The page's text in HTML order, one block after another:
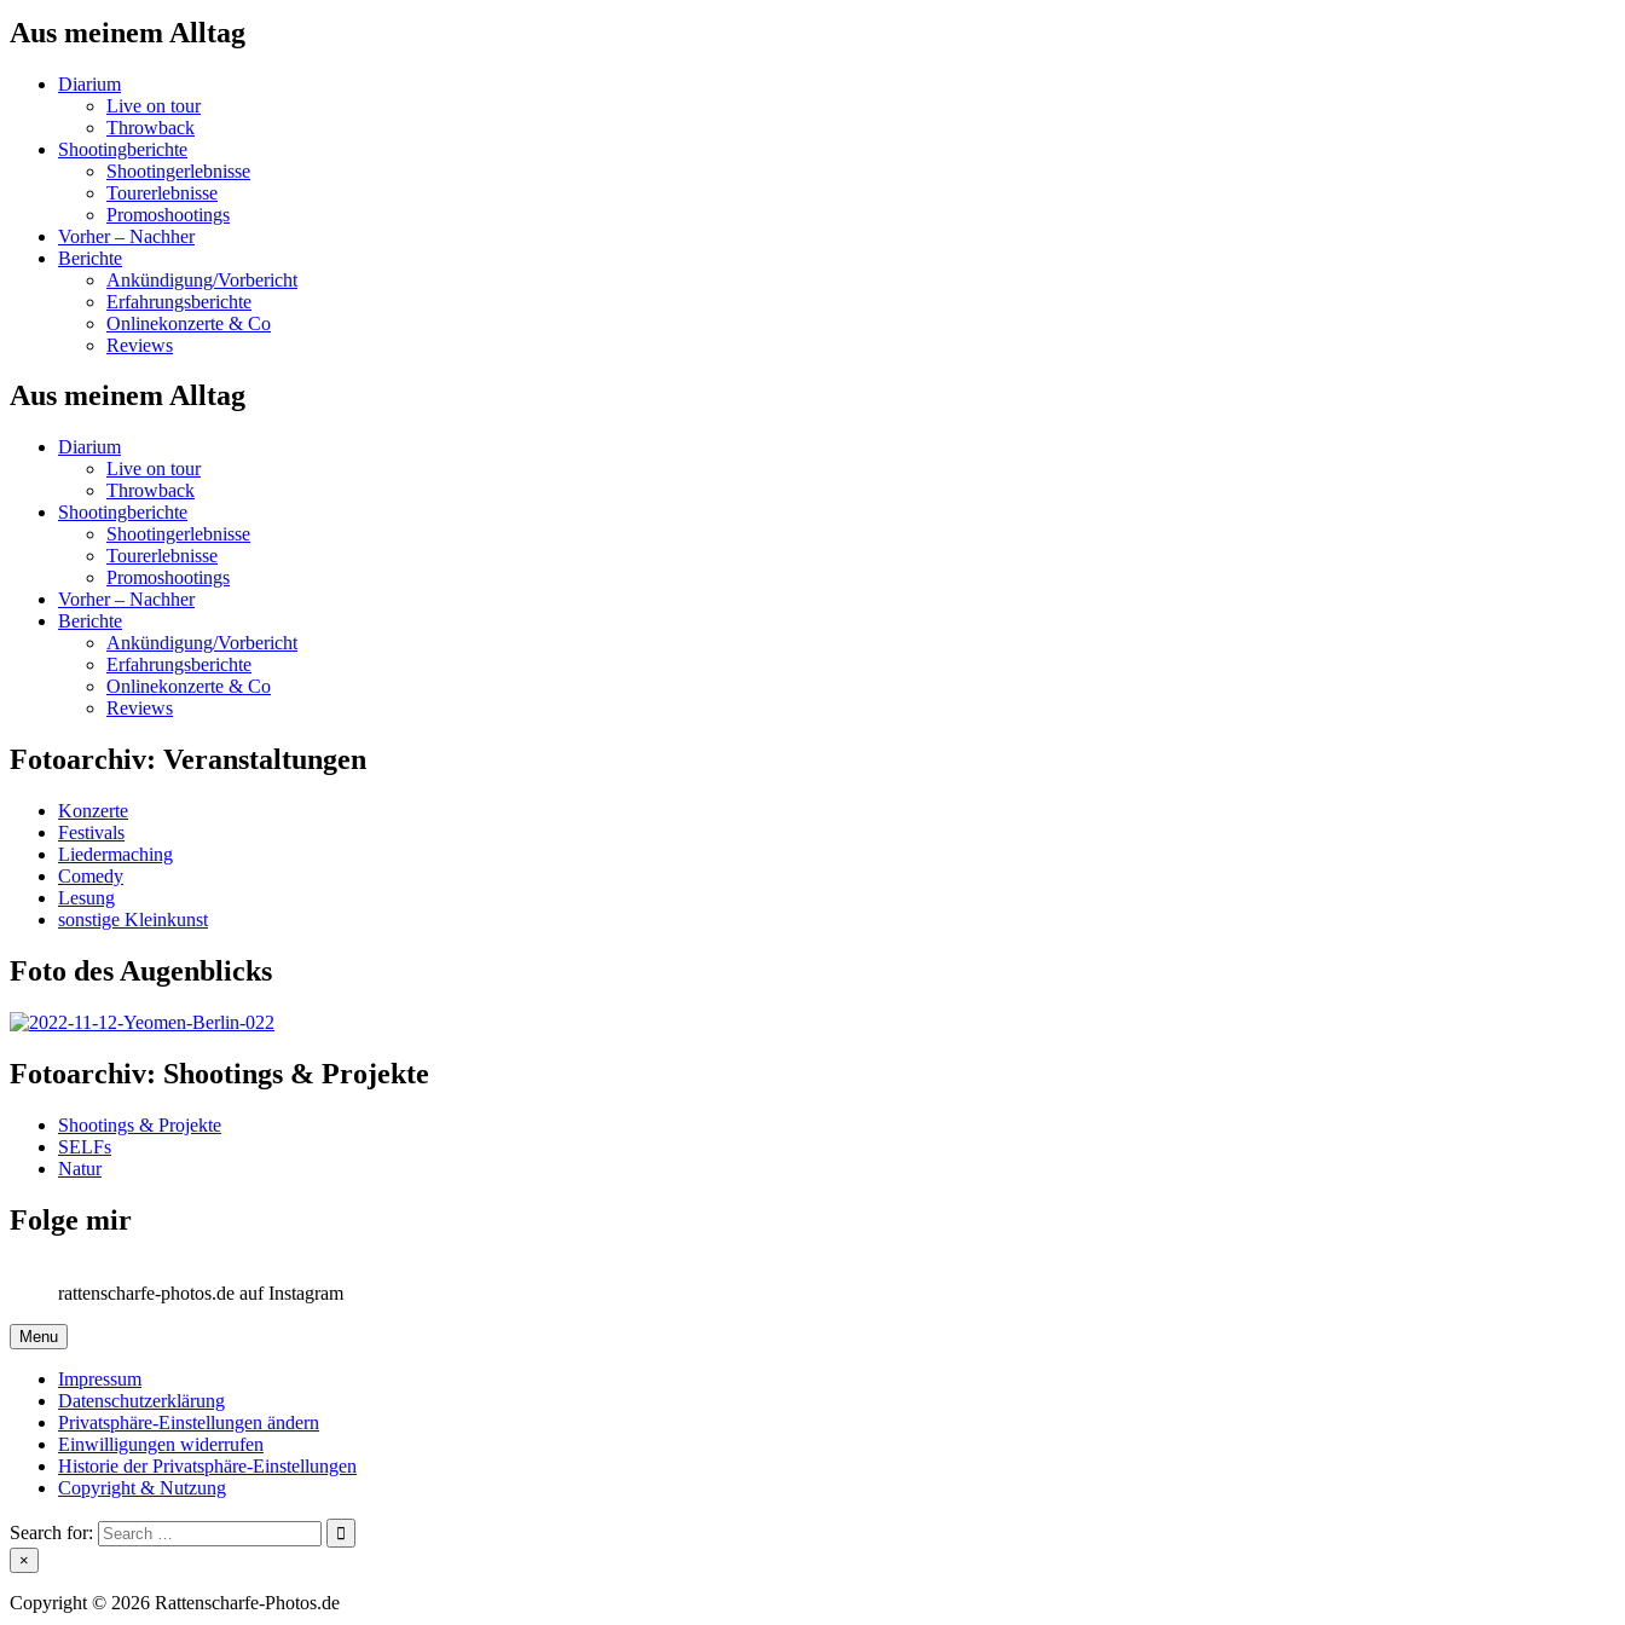
Aus meinem Alltag
Diarium
Live on tour
Throwback
Shootingberichte
Shootingerlebnisse
Tourerlebnisse
Promoshootings
Vorher – Nachher
Berichte
Ankündigung/Vorbericht
Erfahrungsberichte
Onlinekonzerte & Co
Reviews
Aus meinem Alltag
Diarium
Live on tour
Throwback
Shootingberichte
Shootingerlebnisse
Tourerlebnisse
Promoshootings
Vorher – Nachher
Berichte
Ankündigung/Vorbericht
Erfahrungsberichte
Onlinekonzerte & Co
Reviews
Fotoarchiv: Veranstaltungen
Konzerte
Festivals
Liedermaching
Comedy
Lesung
sonstige Kleinkunst
Foto des Augenblicks
Fotoarchiv: Shootings & Projekte
Shootings & Projekte
SELFs
Natur
Folge mir
rattenscharfe-photos.de auf Instagram
Menu
Impressum
Datenschutzerklärung
Privatsphäre-Einstellungen ändern
Einwilligungen widerrufen
Historie der Privatsphäre-Einstellungen
Copyright & Nutzung
Search for:
×
Copyright © 2026 Rattenscharfe-Photos.de